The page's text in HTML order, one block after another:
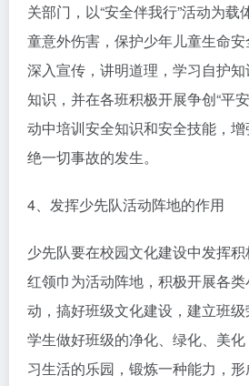
关部门，以“安全伴我行”活动为
童意外伤害，保护少年儿童生命安
深入宣传，讲明道理，学习自护
知识，并在各班积极开展争创“平
动中培训安全知识和安全技能，
绝一切事故的发生。
4、发挥少先队活动阵地的作用
少先队要在校园文化建设中发挥积
红领巾为活动阵地，积极开展各
动，搞好班级文化建设，建立班
学生做好班级的净化、绿化、美
习生活的乐园，锻炼一种能力，